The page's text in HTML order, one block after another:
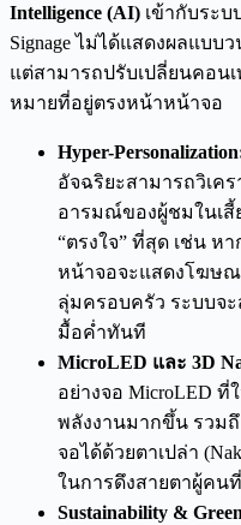
Intelligence (AI) เข้ากับระบ
Signage ไม่ได้แสดงผลแบบ
แต่สามารถปรับเปลี่ยนคอน
หมายที่อยู่ตรงหน้าหน้าจอ
Hyper-
อัจฉริยะสามารถวิเค
อารมณ์ของผู้ชมในเสี้
“ตรงใจ” ที่สุด เช่น ห
หน้าจอจะแสดงโฆษ
ลุ่มครอบครัว ระบบจ
มื้อค่ำทันที
MicroLED และ 3D
อย่างจอ MicroLED
พลังงานมากขึ้น รวม
จอได้ด้วยตาเปล่า
ในการดึงสายตาผู้คน
Sustainability &